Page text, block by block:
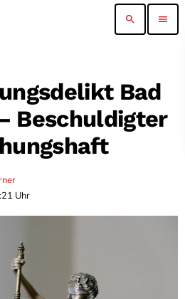
search menu
Bad
Beschuldigter
Uhr